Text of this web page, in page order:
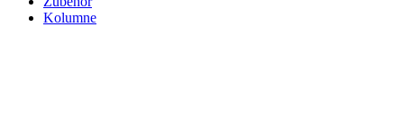
Kolumne